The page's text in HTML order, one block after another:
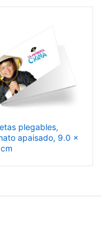
plegables,
apaisado, 9.0 x